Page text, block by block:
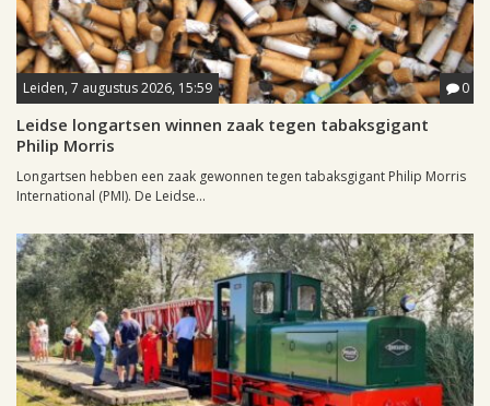
Leiden, 7 augustus 2026, 15:59 0
Leidse longartsen winnen zaak tegen tabaksgigant
Philip Morris
Longartsen hebben een zaak gewonnen tegen tabaksgigant Philip Morris
International (PMI). De Leidse...